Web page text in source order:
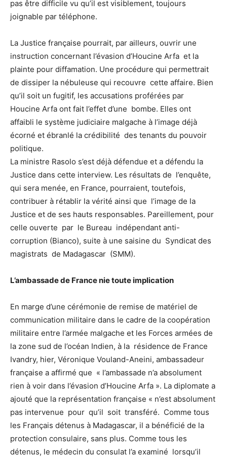
pas être difficile vu qu’il est visiblement, toujours
joignable par téléphone.
La Justice française pourrait, par ailleurs, ouvrir une
instruction concernant l’évasion d’Houcine Arfa et la
plainte pour diffamation. Une procédure qui permettrait
de dissiper la nébuleuse qui recouvre cette affaire. Bien
qu’il soit un fugitif, les accusations proférées par
Houcine Arfa ont fait l’effet d’une bombe. Elles ont
affaibli le système judiciaire malgache à l’image déjà
écorné et ébranlé la crédibilité des tenants du pouvoir
politique.
La ministre Rasolo s’est déjà défendue et a défendu la
Justice dans cette interview. Les résultats de l’enquête,
qui sera menée, en France, pourraient, toutefois,
contribuer à rétablir la vérité ainsi que l’image de la
Justice et de ses hauts responsables. Pareillement, pour
celle ouverte par le Bureau indépendant anti-
corruption (Bianco), suite à une saisine du Syndicat des
magistrats de Madagascar (SMM).
L’ambassade de France nie toute implication
En marge d’une cérémonie de remise de matériel de
communication militaire dans le cadre de la coopération
militaire entre l’armée malgache et les Forces armées de
la zone sud de l’océan Indien, à la résidence de France
Ivandry, hier, Véronique Vouland-Aneini, ambassadeur
française a affirmé que « l’ambassade n’a absolument
rien à voir dans l’évasion d’Houcine Arfa ». La diplomate a
ajouté que la représentation française « n’est absolument
pas intervenue pour qu’il soit transféré. Comme tous
les Français détenus à Madagascar, il a bénéficié de la
protection consulaire, sans plus. Comme tous les
détenus, le médecin du consulat l’a examiné lorsqu’il